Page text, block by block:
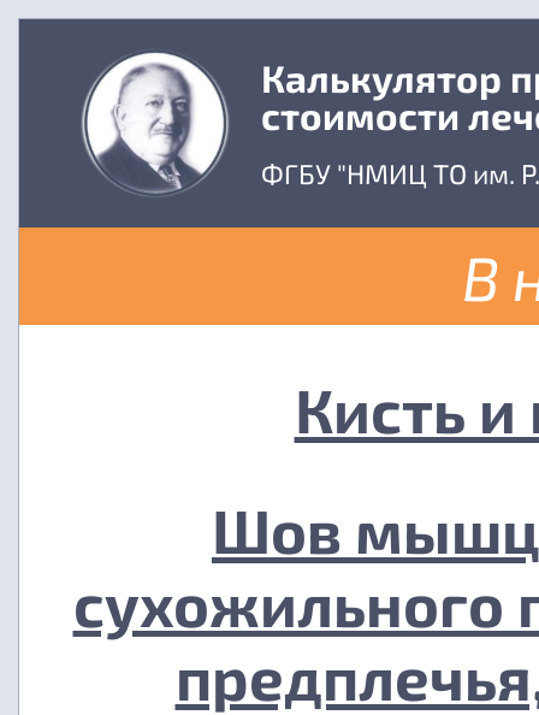
Калькулятор
стоимости
ФГБУ "НМИЦ ТО им.
В
Кисть
Шов
сухожильного